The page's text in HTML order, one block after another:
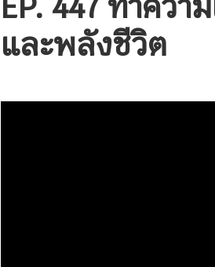
และพลังชีวิต